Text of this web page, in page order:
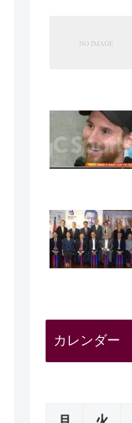
カレンダー